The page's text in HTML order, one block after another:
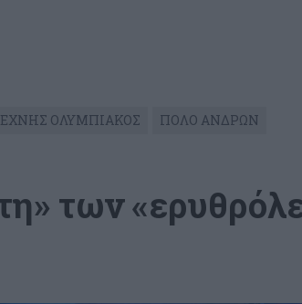
ΟΛΥΜΠΙΑΚΟΣ ΠΟΛΟ ΑΝΔΡΩΝ
των